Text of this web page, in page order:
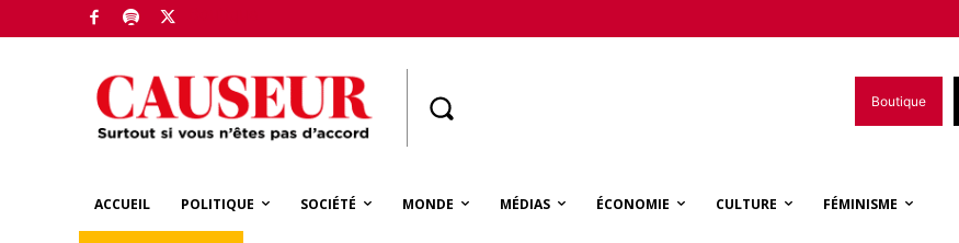
Boutique
ACCUEIL POLITIQUE SOCIÉTÉ MONDE MÉDIAS ÉCONOMIE CULTURE FÉMINISME